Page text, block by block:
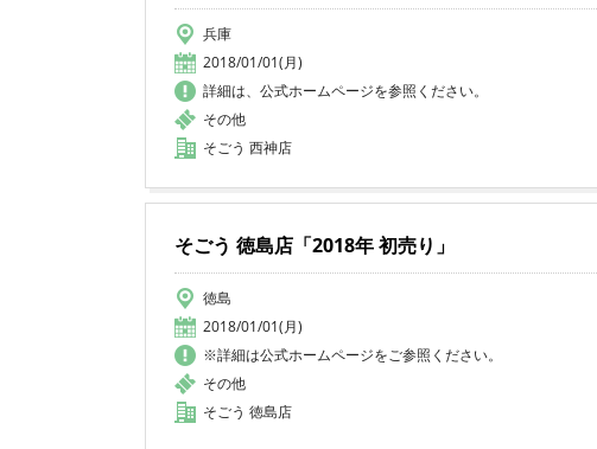
兵庫
2018/01/01(月)
詳細は、公式ホームページを参照ください。
その他
そごう 西神店
そごう 徳島店「2018年 初売り」
徳島
2018/01/01(月)
※詳細は公式ホームページをご参照ください。
その他
そごう 徳島店